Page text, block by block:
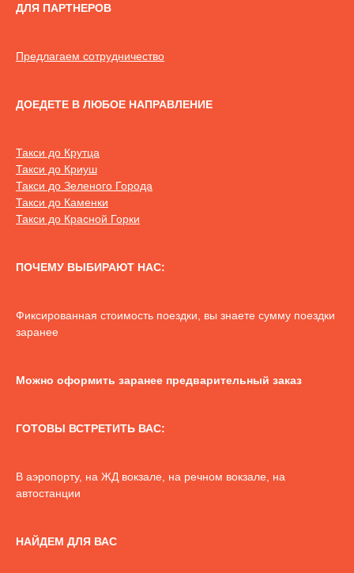
ДЛЯ ПАРТНЕРОВ
Предлагаем сотрудничество
ДОЕДЕТЕ В ЛЮБОЕ НАПРАВЛЕНИЕ
Такси до Крутца
Такси до Криуш
Такси до Зеленого Города
Такси до Каменки
Такси до Красной Горки
ПОЧЕМУ ВЫБИРАЮТ НАС:
Фиксированная стоимость поездки, вы знаете сумму поездки
заранее
Можно оформить заранее предварительный заказ
ГОТОВЫ ВСТРЕТИТЬ ВАС:
В аэропорту, на ЖД вокзале, на речном вокзале, на
автостанции
НАЙДЕМ ДЛЯ ВАС